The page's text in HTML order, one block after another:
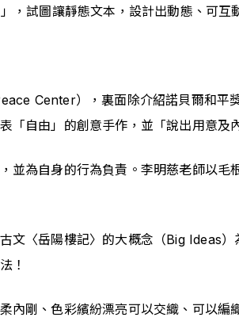
試圖讓靜態文本，設計出動態、可互
Center），裏面除介紹諾貝爾和平
自由」的創意手作，並「說出用意及
並為自身的行為負責。李明慈老師以
文〈岳陽樓記〉的大概念（Big Ideas
！
剛、色彩繽紛漂亮可以交織、可以